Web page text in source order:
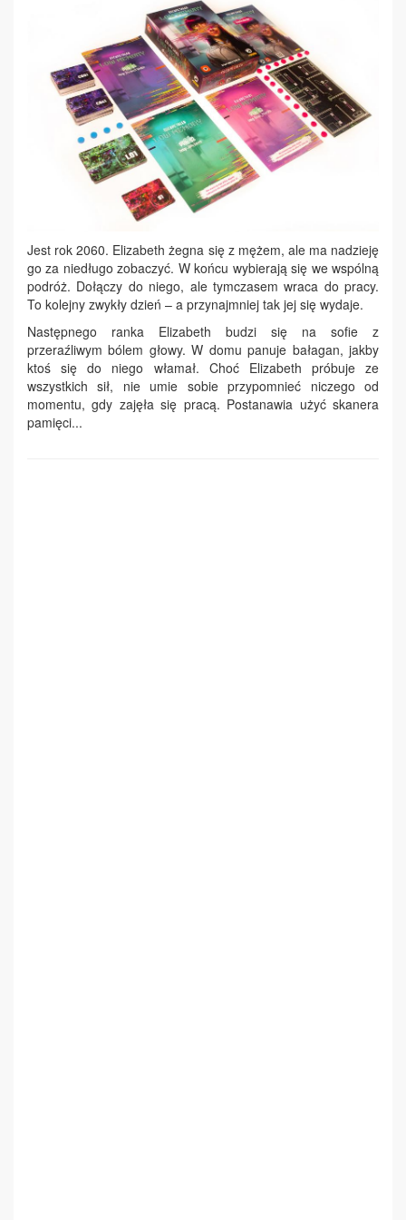
Jest rok 2060. Elizabeth żegna się z mężem, ale ma nadzieję
go za niedługo zobaczyć. W końcu wybierają się we wspólną
podróż. Dołączy do niego, ale tymczasem wraca do pracy.
To kolejny zwykły dzień – a przynajmniej tak jej się wydaje.
Następnego ranka Elizabeth budzi się na sofie z
przeraźliwym bólem głowy. W domu panuje bałagan, jakby
ktoś się do niego włamał. Choć Elizabeth próbuje ze
wszystkich sił, nie umie sobie przypomnieć niczego od
momentu, gdy zajęła się pracą. Postanawia użyć skanera
pamięci...